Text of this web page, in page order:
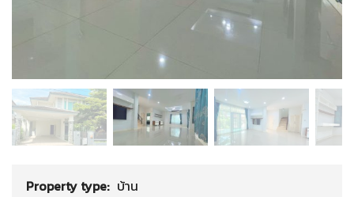
Property type: บ้าน